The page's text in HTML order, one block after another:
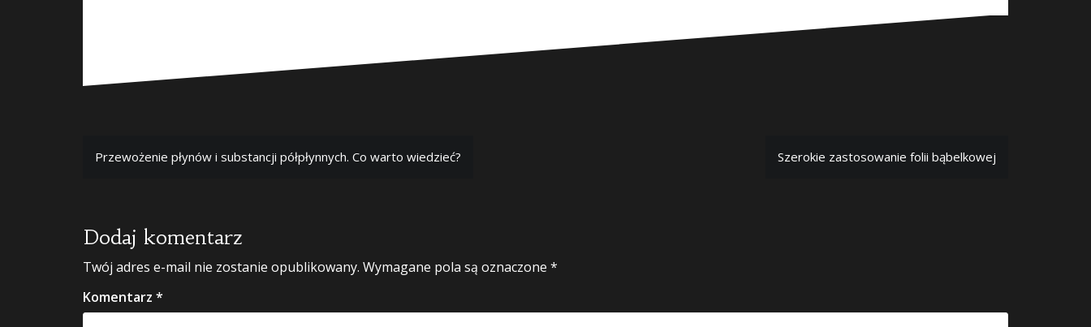
Nawigacja
Przewożenie płynów i substancji półpłynnych. Co warto wiedzieć? Szerokie zastosowanie folii bąbelkowej
Dodaj komentarz
Twój adres e-mail nie zostanie opublikowany. Wymagane pola są oznaczone *
Komentarz *